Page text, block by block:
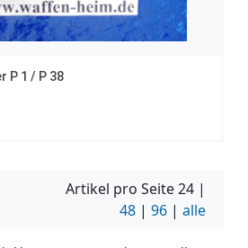
P 1 / P 38
Artikel pro Seite24 |
48 | 96 | alle